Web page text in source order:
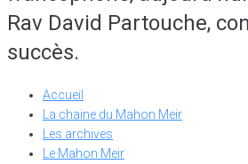
Rav David Partouche,
succès.
Accueil
La chaine du Mahon Meir
Les archives
Le Mahon Meir